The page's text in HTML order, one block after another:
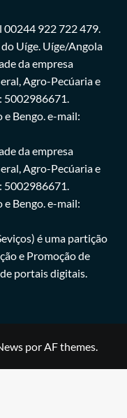
00244 922 722 479.
Uíge. Uíge/Angola
da empresa
Agro-Pecúaria e
5002986671.
Bengo. e-mail:
da empresa
Agro-Pecúaria e
5002986671.
Bengo. e-mail:
é uma partição
e Promoção de
portais digitais.
por AF themes.